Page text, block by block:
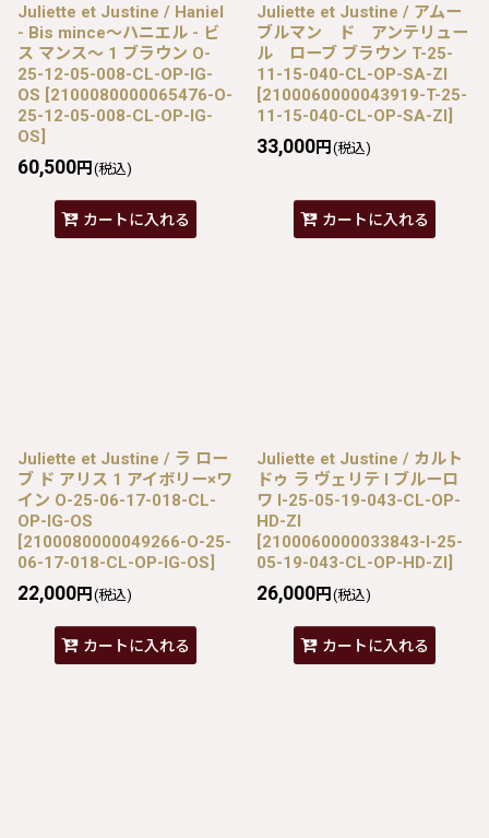
Juliette et Justine / Haniel
- Bis mince〜ハニエル - ビ
ス マンス〜 1 ブラウン O-
25-12-05-008-CL-OP-IG-
OS [2100080000065476-O-
25-12-05-008-CL-OP-IG-
OS]
60,500円 (税込)
カートに入れる
Juliette et Justine / アムー
ブルマン ド アンテリュー
ル ローブ ブラウン T-25-
11-15-040-CL-OP-SA-ZI
[2100060000043919-T-25-
11-15-040-CL-OP-SA-ZI]
33,000円 (税込)
カートに入れる
Juliette et Justine / ラ ロー
ブ ド アリス 1 アイボリー×ワ
イン O-25-06-17-018-CL-
OP-IG-OS
[2100080000049266-O-25-
06-17-018-CL-OP-IG-OS]
22,000円 (税込)
カートに入れる
Juliette et Justine / カルト
ドゥ ラ ヴェリテ I ブルーロ
ワ I-25-05-19-043-CL-OP-
HD-ZI
[2100060000033843-I-25-
05-19-043-CL-OP-HD-ZI]
26,000円 (税込)
カートに入れる